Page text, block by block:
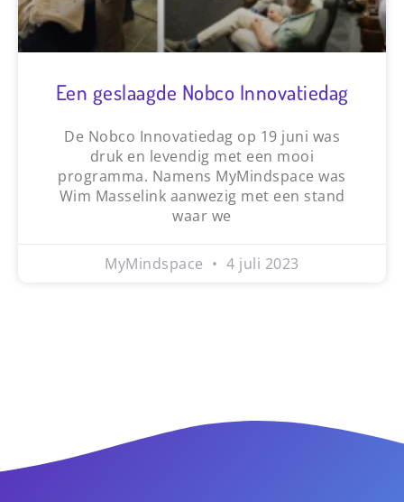
Een geslaagde Nobco Innovatiedag
De Nobco Innovatiedag op 19 juni was
druk en levendig met een mooi
programma. Namens MyMindspace was
Wim Masselink aanwezig met een stand
waar we
MyMindspace 4 juli 2023